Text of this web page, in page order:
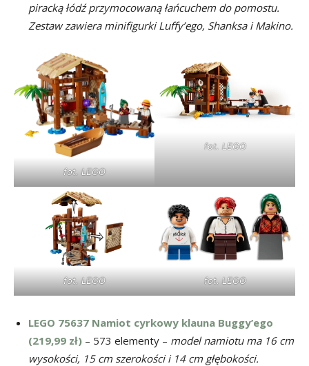
piracką łódź przymocowaną łańcuchem do pomostu.
Zestaw zawiera minifigurki Luffy’ego, Shanksa i Makino.
fot. LEGO
fot. LEGO
fot. LEGO fot. LEGO
LEGO 75637 Namiot cyrkowy klauna Buggy’ego
(219,99 zł) – 573 elementy – model namiotu ma 16 cm
wysokości, 15 cm szerokości i 14 cm głębokości.